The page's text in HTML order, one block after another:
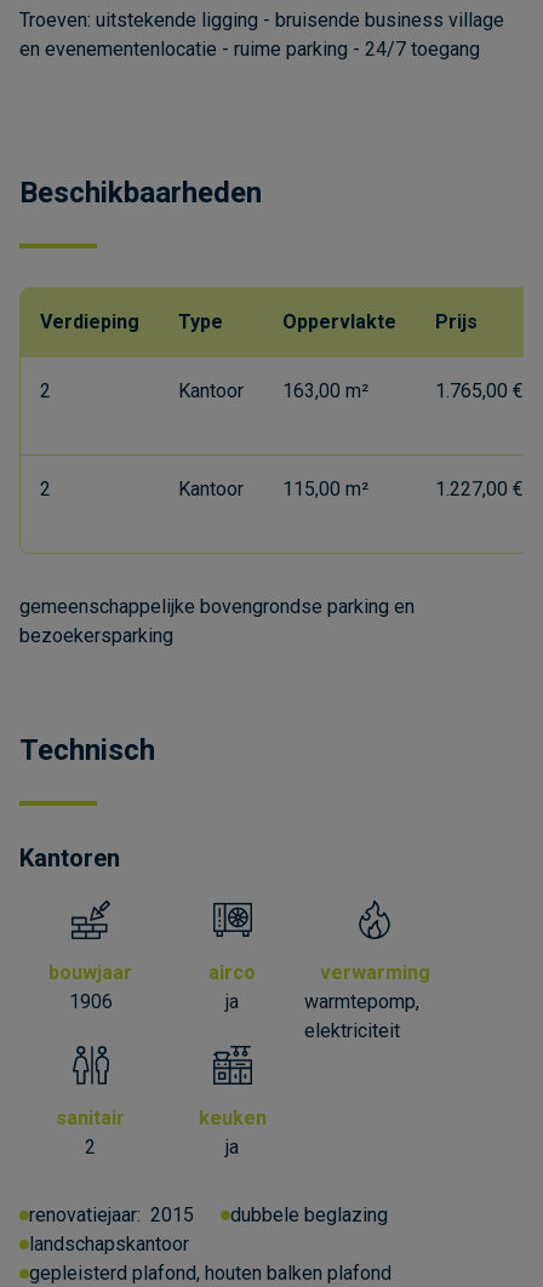
Troeven: uitstekende ligging - bruisende business village
en evenementenlocatie - ruime parking - 24/7 toegang
Beschikbaarheden
Verdieping Type Oppervlakte Prijs
2 Kantoor 163,00 m² 1.765,00 €/
2 Kantoor 115,00 m² 1.227,00 €/
gemeenschappelijke bovengrondse parking en
bezoekersparking
Technisch
Kantoren
bouwjaar
1906
airco
ja
verwarming
warmtepomp,
elektriciteit
sanitair
2
keuken
ja
renovatiejaar: 2015
dubbele beglazing
landschapskantoor
gepleisterd plafond, houten balken plafond